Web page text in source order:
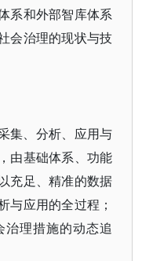
系和外部智库体系
会治理的现状与技
集、分析、应用与
由基础体系、功能
充足、精准的数据
与应用的全过程；
理措施的动态追